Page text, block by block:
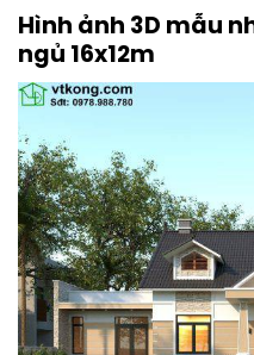
Hình ảnh 3D mẫu
ngủ 16x12m